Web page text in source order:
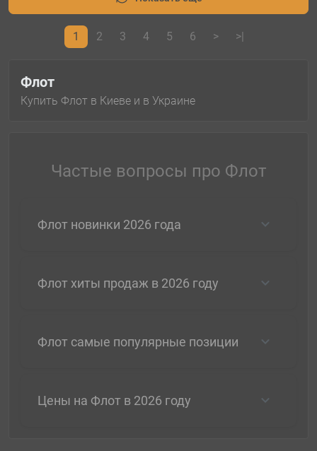
1 2 3 4 5 6 > >|
Флот
Купить Флот в Киеве и в Украине
Частые вопросы про Флот
Флот новинки 2026 года
Флот хиты продаж в 2026 году
Флот самые популярные позиции
Цены на Флот в 2026 году